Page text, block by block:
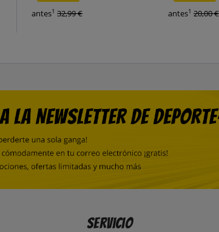
antes1 32,99 € antes1 20,00 €
Servicio